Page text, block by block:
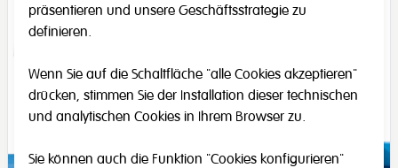
präsentieren und unsere Geschäftsstrategie zu
definieren.
Wenn Sie auf die Schaltfläche "alle Cookies akzeptieren"
drücken, stimmen Sie der Installation dieser technischen
und analytischen Cookies in Ihrem Browser zu.
Sie können auch die Funktion "Cookies konfigurieren"